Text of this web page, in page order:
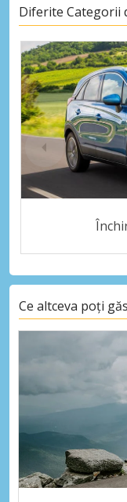
Diferite Categorii
Ce altceva poți